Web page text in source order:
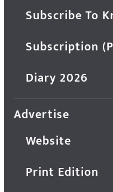
Subscribe To
Subscription
Diary 2026
Advertise
Website
Print Edition